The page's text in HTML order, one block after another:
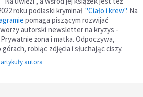
roku podlaski kryminał "Ciało i krew". Na
pomaga piszącym rozwijać
autorski newsletter na kryzys -
żona i matka. Odpoczywa,
robiąc zdjęcia i słuchając ciszy.
autora